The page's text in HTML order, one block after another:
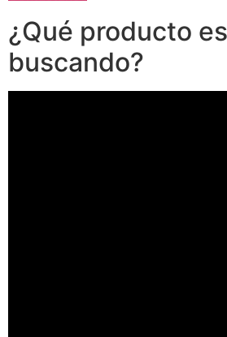
¿Qué producto
buscando?